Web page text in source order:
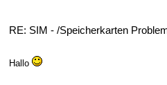
RE: SIM - /Speicherkarten
Hallo